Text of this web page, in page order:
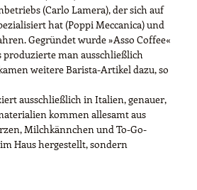
(Carlo Lamera), der sich auf
hat (Poppi Meccanica) und
Gegründet wurde »Asso Coffee«
produzierte man ausschließlich
weitere Barista-Artikel dazu, so
ausschließlich in Italien, genauer,
kommen allesamt aus
Milchkännchen und To-Go-
Haus hergestellt, sondern